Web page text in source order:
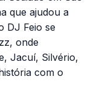
que ajudou a
DJ Feio se
onde
Jacuí, Silvério,
com o